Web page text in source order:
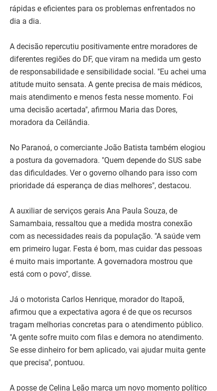
rápidas e eficientes para os problemas enfrentados no
dia a dia.
A decisão repercutiu positivamente entre moradores de
diferentes regiões do DF, que viram na medida um gesto
de responsabilidade e sensibilidade social. "Eu achei uma
atitude muito sensata. A gente precisa de mais médicos,
mais atendimento e menos festa nesse momento. Foi
uma decisão acertada", afirmou Maria das Dores,
moradora da Ceilândia.
No Paranoá, o comerciante João Batista também elogiou
a postura da governadora. "Quem depende do SUS sabe
das dificuldades. Ver o governo olhando para isso com
prioridade dá esperança de dias melhores", destacou.
A auxiliar de serviços gerais Ana Paula Souza, de
Samambaia, ressaltou que a medida mostra conexão
com as necessidades reais da população. "A saúde vem
em primeiro lugar. Festa é bom, mas cuidar das pessoas
é muito mais importante. A governadora mostrou que
está com o povo", disse.
Já o motorista Carlos Henrique, morador do Itapoã,
afirmou que a expectativa agora é de que os recursos
tragam melhorias concretas para o atendimento público.
"A gente sofre muito com filas e demora no atendimento.
Se esse dinheiro for bem aplicado, vai ajudar muita gente
que precisa", pontuou.
A posse de Celina Leão marca um novo momento político